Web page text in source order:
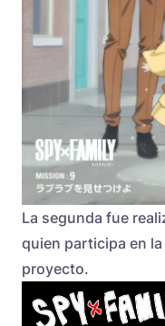
La segunda fue
quien participa en
proyecto.